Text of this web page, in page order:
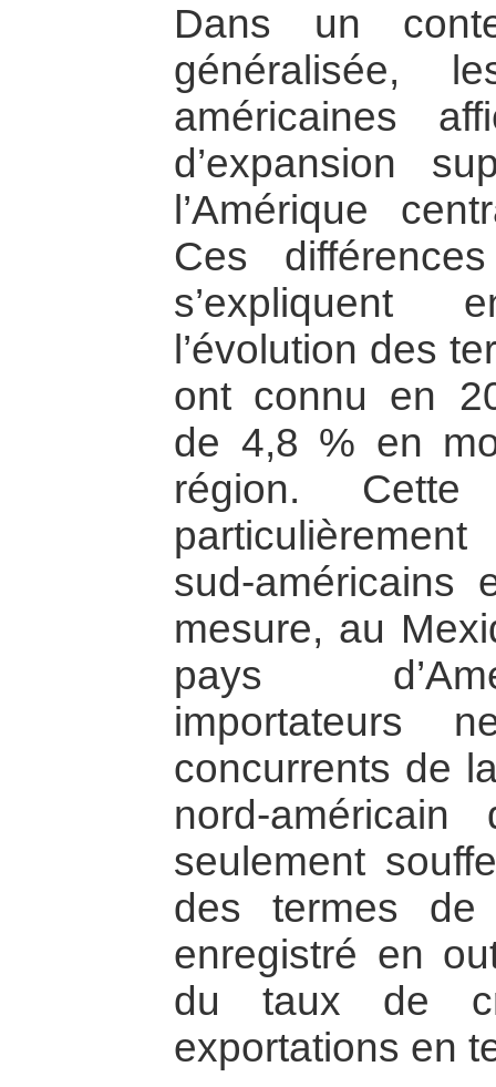
Dans un
généralisée,
américaines
d’expansion
l’Amérique
Ces
s’expliquent
l’évolution des
ont connu en
de 4,8 % en
région.
sud-américains
mesure, au
pays
importateurs
concurrents de
nord-
seulement
des termes de
enregistré en
du taux de
exportations en